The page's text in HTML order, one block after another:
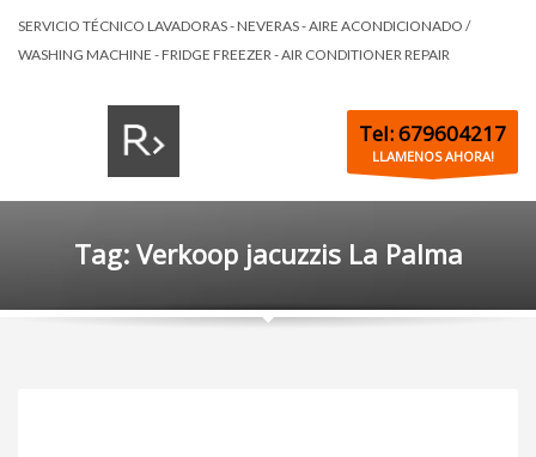
SERVICIO TÉCNICO LAVADORAS - NEVERAS - AIRE ACONDICIONADO /
WASHING MACHINE - FRIDGE FREEZER - AIR CONDITIONER REPAIR
Tel: 679604217
LLAMENOS AHORA!
Tag: Verkoop jacuzzis La Palma